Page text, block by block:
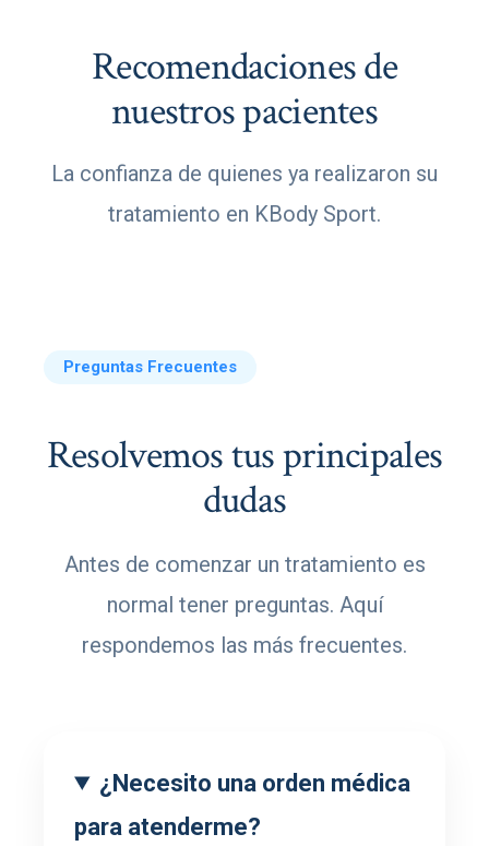
Recomendaciones de
nuestros pacientes
La confianza de quienes ya realizaron su
tratamiento en KBody Sport.
Preguntas Frecuentes
Resolvemos tus principales
dudas
Antes de comenzar un tratamiento es
normal tener preguntas. Aquí
respondemos las más frecuentes.
¿Necesito una orden médica
para atenderme?